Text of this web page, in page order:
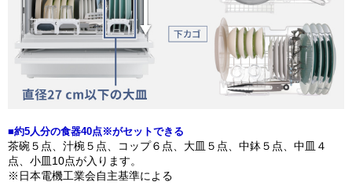
■約5人分の食器40点※がセットできる
茶碗５点、汁椀５点、コップ６点、大皿５点、中鉢５点、中皿４
点、小皿10点が入ります。​
※日本電機工業会自主基準による